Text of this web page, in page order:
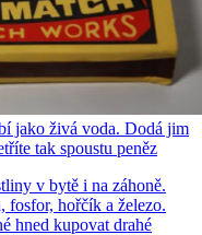
jako živá voda. Dodá jim
tak spoustu peněz
v bytě i na záhoně.
fosfor, hořčík a železo.
hned kupovat drahé